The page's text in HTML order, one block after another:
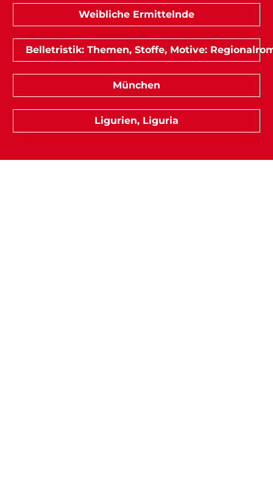
Weibliche Ermittelnde
Belletristik: Themen, Stoffe, Motive:
München
Ligurien, Liguria